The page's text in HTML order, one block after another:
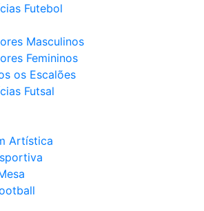
Futebol
Masculinos
Femininos
os Escalões
Futsal
Artística